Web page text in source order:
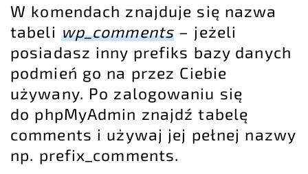
W komendach znajduje się nazwa
tabeli wp_comments– jeżeli
posiadasz inny prefiks bazy danych
podmień go na przez Ciebie
używany. Po zalogowaniu się
do phpMyAdmin znajdź tabelę
comments i używaj jej pełnej nazwy
np. prefix_comments.